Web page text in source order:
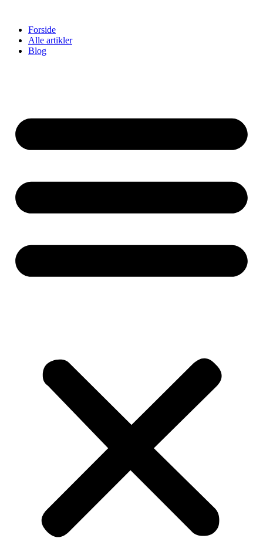
indholdForside
Alle artikler
Blog